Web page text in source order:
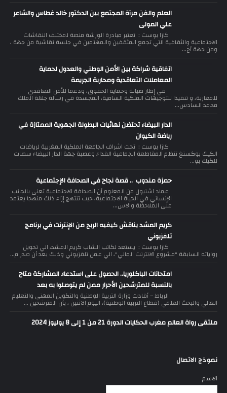
العلم والفن مرآة المجتمع بين الدكتور خالد غطاس والشاعر
علي المولى
كازا بوست : تعتبر مبادرة الورشة منصة لمختلف النقاشات
الاجتماعية والثقافية التي تجمع المثقفين والمهتمين في جلسة نقاشية من جهة ،
ومن جهة أخ...
اتفاقية شراكة بين الأمن الوطني والعدول لحماية
المعاملات التعاقدية ومحاربة الجريمة
في إطار صيانة وحماية الحقوق، ودعما للأمن التعاقدي
للمغاربة، و تنفيذا للتوجيهات الملكية السامية، المجسدة في رسالة جلالة الملك
محمد السادس...
الدار البيضاء تحتضن نهائيات البطولة الجهوية الممتازة في
رياضة الكيوان
كازا بوست : تحت اشراف الجامعة الملكية المغربية لرياضات
الكيك بوكسنغ تنظم المقاطعة الجماعية الفداء وعصبة جهة الدار البيضاء سطات
للكيك بو...
حمزة مندوب .. قصة نجاح في الصحافة الإجتماعية
عماد اشنيول من المعلوم أن الصحافة الاجتماعية تعنى بالجانب
الإنساني في الحياة الاجتماعية، حيث تنتهج إزاء ذلك منهجا يعتمد
على الملاحظة والاس...
كريم المشد يناقش كيفيه الربح من الإنترنت في برنامج
تلفزيوني
كازا بوست : يستعد لكاتب الشاب كريم المشد، الي تحويل
رواياته السابقة "مشروع الانترنت المالي"، الي عمل تلفزيوني وذلك بعد أن صدر م...
امتحانات الباكلوريا.. الحصول على استدعاء المشاركة متاح
بالنسبة للمترشحين الأحرار ممن لم يتوصلوا به بعد
الرباط – أفادت وزارة التربية الوطنية والتكوين المهني والتعليم
العالي والبحث العلمي (قطاع التربية الوطنية)، اليوم الاثنين ، بأن المترشحين ...
ملتقى رواة العالم مغرب الحكايات الدورة 21 من 1 إلى 8 يوليوز 2024
نموذج الاتصال
الاسم